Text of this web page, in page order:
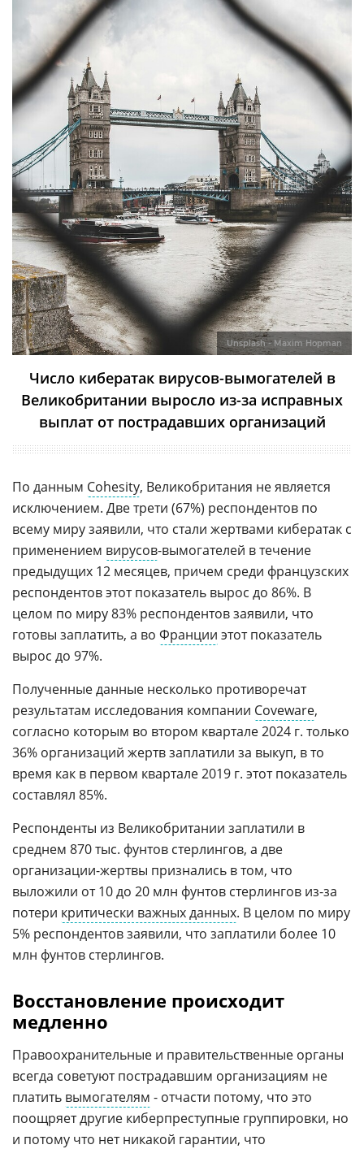
Unsplash - Maxim Hopman
Число кибератак вирусов-вымогателей в
Великобритании выросло из-за исправных
выплат от пострадавших организаций
По данным Cohesity, Великобритания не является
исключением. Две трети (67%) респондентов по
всему миру заявили, что стали жертвами кибератак с
применением вирусов-вымогателей в течение
предыдущих 12 месяцев, причем среди французских
респондентов этот показатель вырос до 86%. В
целом по миру 83% респондентов заявили, что
готовы заплатить, а во Франции этот показатель
вырос до 97%.
Полученные данные несколько противоречат
результатам исследования компании Coveware,
согласно которым во втором квартале 2024 г. только
36% организаций жертв заплатили за выкуп, в то
время как в первом квартале 2019 г. этот показатель
составлял 85%.
Респонденты из Великобритании заплатили в
среднем 870 тыс. фунтов стерлингов, а две
организации-жертвы признались в том, что
выложили от 10 до 20 млн фунтов стерлингов из-за
потери критически важных данных. В целом по миру
5% респондентов заявили, что заплатили более 10
млн фунтов стерлингов.
Восстановление происходит
медленно
Правоохранительные и правительственные органы
всегда советуют пострадавшим организациям не
платить вымогателям - отчасти потому, что это
поощряет другие киберпреступные группировки, но
и потому что нет никакой гарантии, что